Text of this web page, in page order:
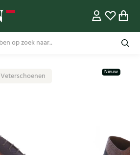
Veterschoenen Nieuw